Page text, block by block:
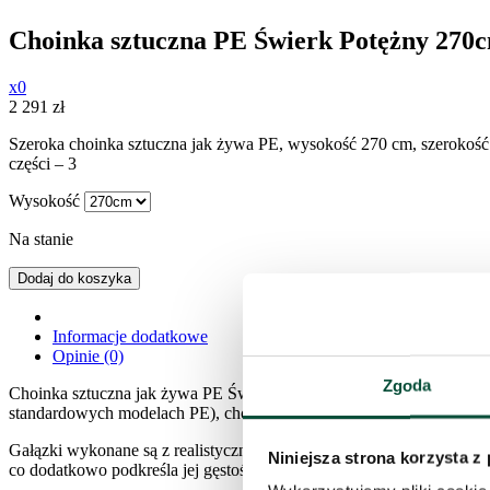
Zgoda
Niniejsza strona korzysta z
Choinka sztuczna PE Świerk Potężny
x0
2 291 zł
Szeroka choinka sztuczna jak żywa PE, wysokość 270 cm,
części – 3
Wysokość
Na stanie
Dodaj do koszyka
Informacje dodatkowe
Opinie (0)
Choinka sztuczna jak żywa PE Świerk Potężny to majestatyczny
standardowych modelach PE), choinka ta jest idealnym wyborem
Gałązki wykonane są z realistycznego igliwia PE w
co dodatkowo podkreśla jej gęstość i naturalność. Zastosowanie